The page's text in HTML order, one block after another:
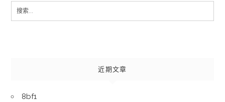
Search
近期文章
8bf1